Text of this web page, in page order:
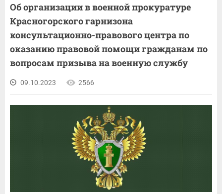
Об организации в военной прокуратуре
Красногорского гарнизона
консультационно-правового центра по
оказанию правовой помощи гражданам по
вопросам призыва на военную службу
09.10.2023 2566